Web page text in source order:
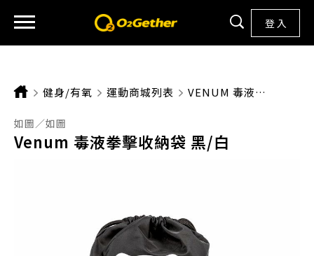
登 入
健身/有氧 運動商城列表 CURRENT: VENUM 毒液拳擊收納袋 黑/白
如圖／如圖
Venum 毒液拳擊收納袋 黑/白